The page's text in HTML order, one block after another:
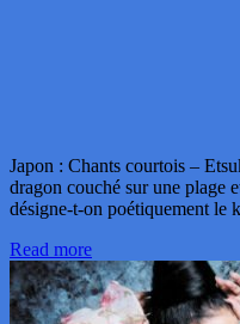
Japon : Chants courtois –
dragon couché sur une plage
désigne-t-on poétiquement le
Read more